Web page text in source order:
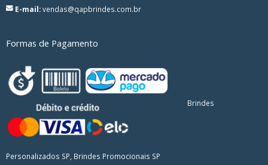
E-mail:vendas@qapbrindes.com.br
Formas de Pagamento
Brindes
Personalizados SP, Brindes Promocionais SP